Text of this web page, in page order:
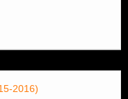
2016)